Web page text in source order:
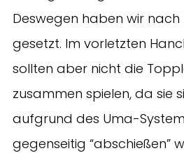
Deswegen haben wir nach
gesetzt. Im vorletzten
sollten aber nicht die
zusammen spielen, da sie
aufgrund des Uma-
gegenseitig “abschießen”